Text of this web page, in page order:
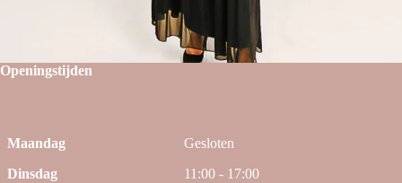
Openingstijden
Maandag
Gesloten
Dinsdag
11:00 - 17:00